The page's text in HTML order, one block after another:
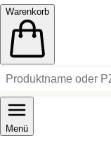
Warenkorb
Menü